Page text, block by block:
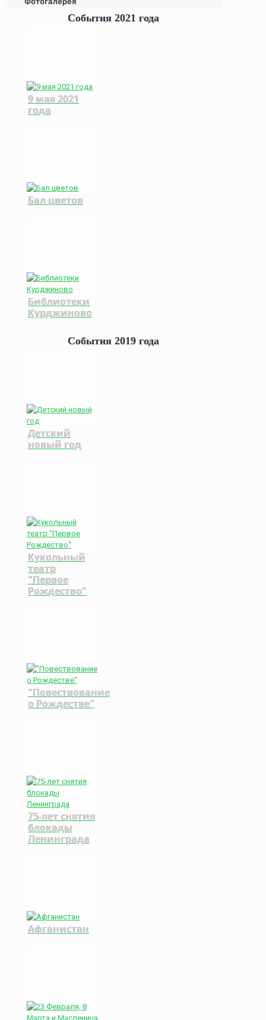
События 2021 года
9 мая 2021
года
Бал цветов
Библиотеки
Курджиново
События 2019 года
Детский
новый год
Кукольный
театр
"Первое
Рождество"
"Повествование
о Рождестве"
75-лет снятия
блокады
Ленинграда
Афганистан